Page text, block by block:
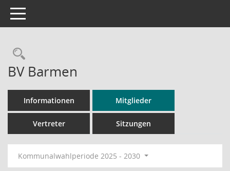
Toggle navigation
Rechercheauswahl
BV Barmen
Informationen Mitglieder
Vertreter Sitzungen
Kommunalwahlperiode 2025 - 2030